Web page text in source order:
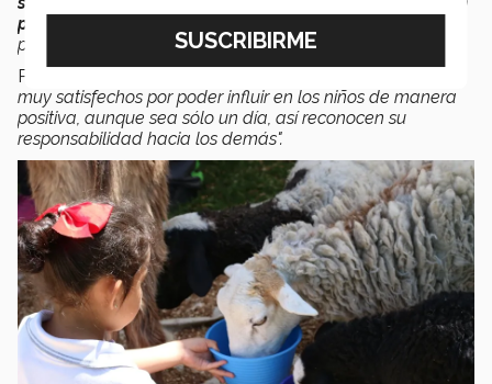
parte de nuestra sociedad
proyecto”
Por su parte, Huett concluyó que
muy satisfechos por poder influir en los niños de manera
positiva, aunque sea sólo un día, así reconocen su
responsabilidad hacia los demás".